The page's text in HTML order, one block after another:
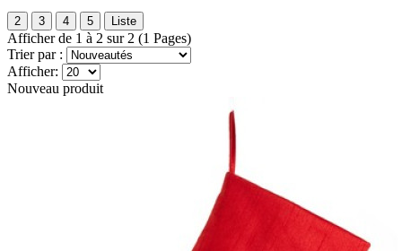
2 3 4 5 Liste
Afficher de 1 à 2 sur 2 (1 Pages)
Trier par :
Afficher:
Nouveau produit